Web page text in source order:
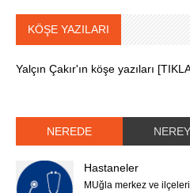
KÖŞE YAZILARI
Yalçın Çakır'ın köşe yazıları
NEREDE
Hastaneler
MUğla merkez ve